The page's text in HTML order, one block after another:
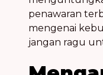
penawaran
mengenai
jangan ragu